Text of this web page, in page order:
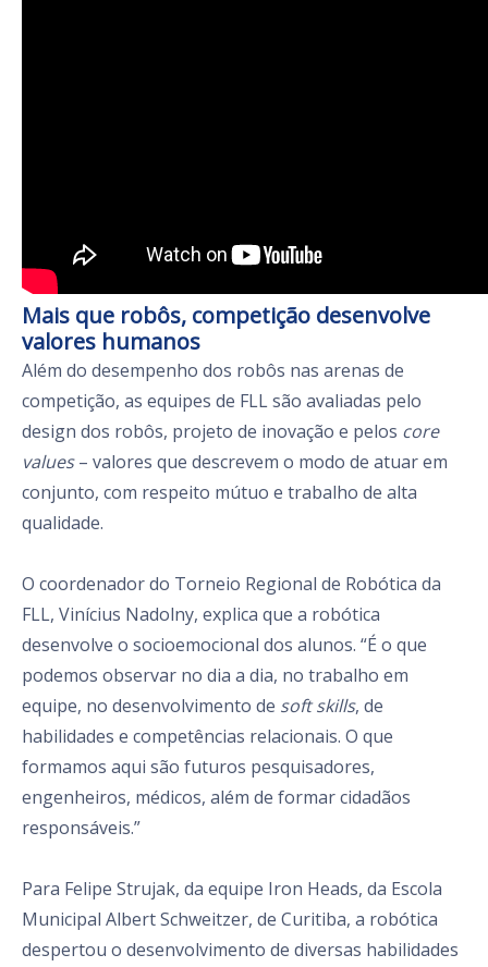
Mais que robôs, competição desenvolve
valores humanos
Além do desempenho dos robôs nas arenas de
competição, as equipes de FLL são avaliadas pelo
design dos robôs, projeto de inovação e pelos core
values– valores que descrevem o modo de atuar em
conjunto, com respeito mútuo e trabalho de alta
qualidade.
O coordenador do Torneio Regional de Robótica da
FLL, Vinícius Nadolny, explica que a robótica
desenvolve o socioemocional dos alunos. “É o que
podemos observar no dia a dia, no trabalho em
equipe, no desenvolvimento de soft skills, de
habilidades e competências relacionais. O que
formamos aqui são futuros pesquisadores,
engenheiros, médicos, além de formar cidadãos
responsáveis.”
Para Felipe Strujak, da equipe Iron Heads, da Escola
Municipal Albert Schweitzer, de Curitiba, a robótica
despertou o desenvolvimento de diversas habilidades